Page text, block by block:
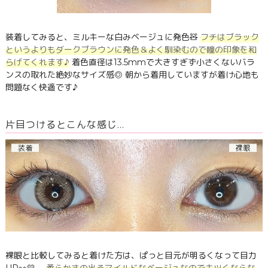
装着してみると、ミルキーな白みベージュに発色🧸 フチはブラック
というよりもダークブラウンに発色＆よく馴染むので瞳の印象を和
らげてくれます♪着色直径は13.5mmで大きすぎず小さくないバラ
ンスの取れた絶妙なサイズ感◎ 朝から着用していますが着け心地も
問題なく快適です♪
片目つけるとこんな感じ…
裸眼と比較してみると着けた方は、ぱっと目元が明るくなって目力